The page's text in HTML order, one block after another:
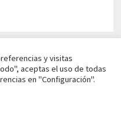
y visitas
aceptas el uso de todas
en "Configuración".